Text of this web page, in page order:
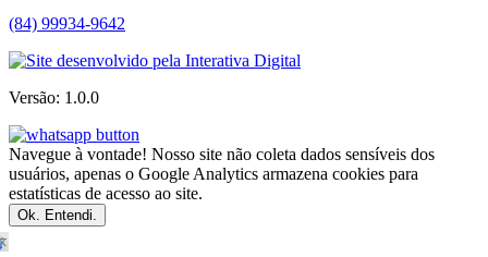
(84) 99934-9642
Versão: 1.0.0
Navegue à vontade! Nosso site não coleta dados sensíveis dos
usuários, apenas o Google Analytics armazena cookies para
estatísticas de acesso ao site.
Ok. Entendi.